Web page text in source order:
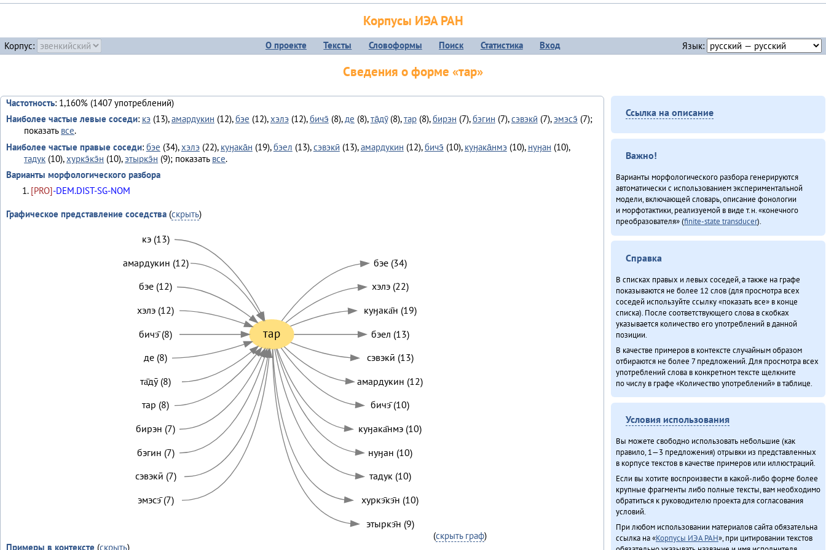
Корпусы ИЭА РАН
Корпус: О проекте Тексты Словоформы Поиск Статистика Вход Язык:
Сведения о форме «тар»
Частотность: 1,160% (1407 употреблений)
Наиболее частые левые соседи: кэ(13),амардукин (12),бэе (12),хэлэ(12),бичэ̄ (8),де (8),та̄дӯ(8),тар(8),бирэн (7),бэгин (7),сэвэкӣ (7),эмэсэ̄ (7);
показать все.
Наиболее частые правые соседи: бэе (34),хэлэ(22), куӈака̄н (19),бэел (13),сэвэкӣ (13),амардукин (12),бичэ̄ (10), куӈака̄нмэ(10), нуӈан (10),
тадук (10),хуркэ̄кэ̄н (10),этыркэ̄н (9); показать все.
Варианты морфологического разбора
[PRO]-DEM.DIST-SG-NOM
Графическое представление соседства(скрыть)
тар
бэе (34)
хэлэ (22)
куӈака̄н (19)
бэел (13)
сэвэкӣ (13)
амардукин (12)
бичэ̄ (10)
куӈака̄нмэ (10)
нуӈан (10)
тадук (10)
хуркэ̄кэ̄н (10)
этыркэ̄н (9)
кэ (13)
амардукин (12)
бэе (12)
хэлэ (12)
бичэ̄ (8)
де (8)
та̄дӯ (8)
тар (8)
бирэн (7)
бэгин (7)
сэвэкӣ (7)
эмэсэ̄ (7)
(скрыть граф)
Примеры в контексте (скрыть)
Ссылка на описание
Важно!
Варианты морфологического разбора генерируются
автоматически с использованием экспериментальной
модели, включающей словарь, описание фонологии
и морфотактики, реализуемой в виде т.н. «конечного
преобразователя» (finite-state transducer).
Справка
В списках правых и левых соседей, а также на графе
показываются не более 12 слов (для просмотра всех
соседей используйте ссылку «показать все» в конце
списка). После соответствующего слова в скобках
указывается количество его употреблений в данной
позиции.
В качестве примеров в контексте случайным образом
отбираются не более 7 предложений. Для просмотра всех
употреблений слова в конкретном тексте щелкните
по числу в графе «Количество употреблений» в таблице.
Условия использования
Вы можете свободно использовать небольшие (как
правило, 1—3 предложения) отрывки из представленных
в корпусе текстов в качестве примеров или иллюстраций.
Если вы хотите воспроизвести в какой-либо форме более
крупные фрагменты либо полные тексты, вам необходимо
обратиться к руководителю проекта для согласования
условий.
При любом использовании материалов сайта обязательна
ссылка на «Корпусы ИЭА РАН», при цитировании текстов